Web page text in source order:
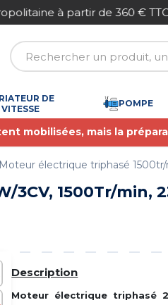
Paiement sécurisé
DE
VITESSE
POMPE
mobilisées, mais la
Moteur électrique triphasé
1500Tr/min,
Description
Moteur électrique triphasé